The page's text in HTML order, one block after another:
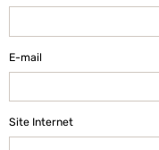
E-mail
Site Internet